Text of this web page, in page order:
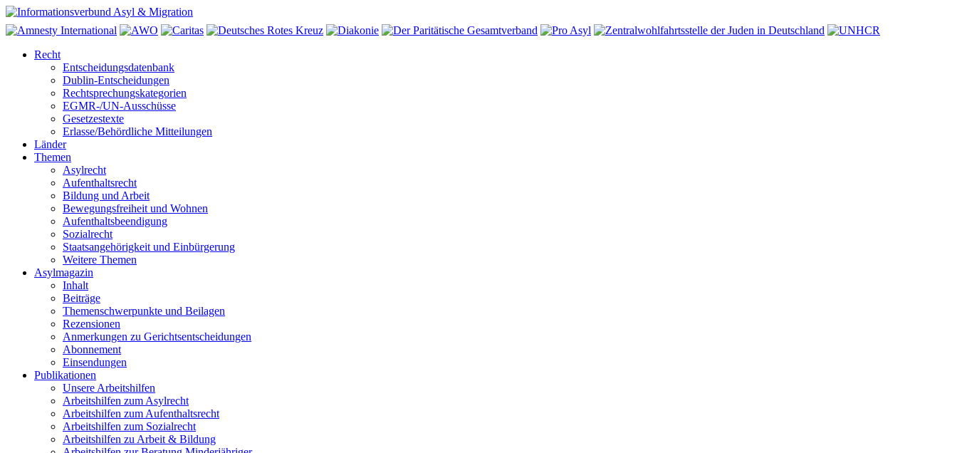
Recht
Entscheidungsdatenbank
Dublin-Entscheidungen
Rechtsprechungskategorien
EGMR-/UN-Ausschüsse
Gesetzestexte
Erlasse/Behördliche Mitteilungen
Länder
Themen
Asylrecht
Aufenthaltsrecht
Bildung und Arbeit
Bewegungsfreiheit und Wohnen
Aufenthaltsbeendigung
Sozialrecht
Staatsangehörigkeit und Einbürgerung
Weitere Themen
Asylmagazin
Inhalt
Beiträge
Themenschwerpunkte und Beilagen
Rezensionen
Anmerkungen zu Gerichtsentscheidungen
Abonnement
Einsendungen
Publikationen
Unsere Arbeitshilfen
Arbeitshilfen zum Asylrecht
Arbeitshilfen zum Aufenthaltsrecht
Arbeitshilfen zum Sozialrecht
Arbeitshilfen zu Arbeit & Bildung